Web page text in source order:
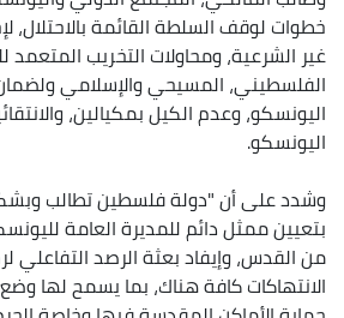
خطوات لوقف السلطة القائمة بالاحتلال،
غير الشرعية، ومحاولات التخريب المتعمد
الفلسطيني، المسيحي والإسلامي ولضمان
اليونسكو، وعدم الكيل بمكيالين،
اليونسكو.
وشدد على أن "دولة فلسطين تطالب
بتعيين ممثل دائم للمديرة العامة
من القدس، وإيفاد بعثة الرصد التفاعلي
الانتهاكات كافة هناك، بما يسمح لها